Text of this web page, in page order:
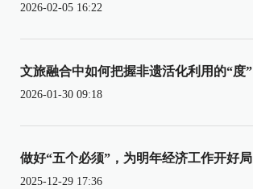
2026-02-05 16:22
文旅融合中如何把握非遗活化利用的“度”
2026-01-30 09:18
做好“五个必须”，为明年经济工作开好局
2025-12-29 17:36